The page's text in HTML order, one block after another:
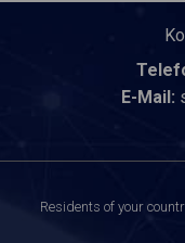
E-Mail:
Residents of your